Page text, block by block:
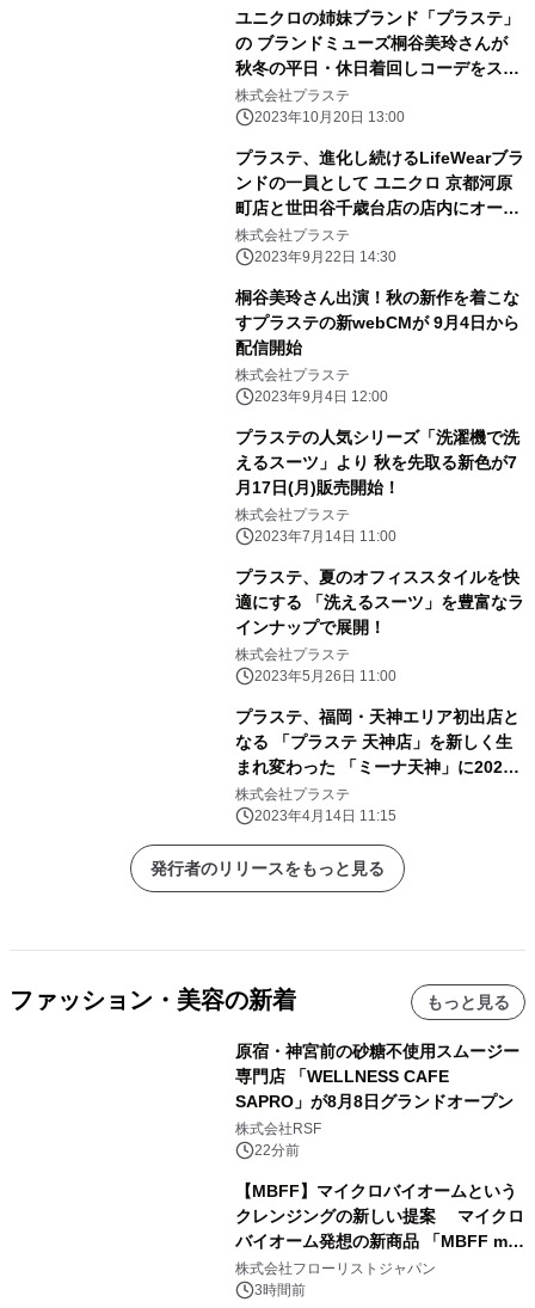
ユニクロの姉妹ブランド「プラステ」
の ブランドミューズ桐谷美玲さんが
秋冬の平日・休日着回しコーデをスタ
イリング＆披露！ 息子を何度も起こす
も「まだ寝たいんだもーん！」と 今朝
の奮闘エピソードも
株式会社プラステ
2023年10月20日 13:00
プラステ、進化し続けるLifeWearブラ
ンドの一員として ユニクロ 京都河原
町店と世田谷千歳台店の店内にオープ
ン
株式会社プラステ
2023年9月22日 14:30
桐谷美玲さん出演！秋の新作を着こな
すプラステの新webCMが 9月4日から
配信開始
株式会社プラステ
2023年9月4日 12:00
プラステの人気シリーズ「洗濯機で洗
えるスーツ」より 秋を先取る新色が7
月17日(月)販売開始！
株式会社プラステ
2023年7月14日 11:00
プラステ、夏のオフィススタイルを快
適にする 「洗えるスーツ」を豊富なラ
インナップで展開！
株式会社プラステ
2023年5月26日 11:00
プラステ、福岡・天神エリア初出店と
なる 「プラステ 天神店」を新しく生
まれ変わった 「ミーナ天神」に2023
年4月28日(金)オープン
株式会社プラステ
2023年4月14日 11:15
発行者のリリースをもっと見る
ファッション・美容の新着 もっと見る
原宿・神宮前の砂糖不使用スムージー
専門店 「WELLNESS CAFE
SAPRO」が8月8日グランドオープン
株式会社RSF
22分前
【MBFF】マイクロバイオームという
クレンジングの新しい提案 マイクロ
バイオーム発想の新商品 「MBFF mb
クレンジングPRO」を2026年8月6日
発売
株式会社フローリストジャパン
3時間前